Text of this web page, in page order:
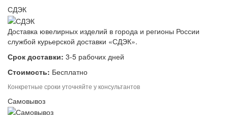
СДЭК
Доставка ювелирных изделий в города и регионы России
службой курьерской доставки «СДЭК».
Срок доставки: 3-5 рабочих дней
Стоимость: Бесплатно
Конкретные сроки уточняйте у консультантов
Самовывоз